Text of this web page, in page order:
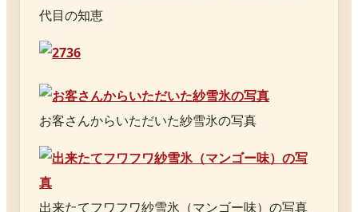
代目の知恵
お客さんからいただいた紗雪氷の写真
出来たてフワフワ紗雪氷（マンゴー味）の写真